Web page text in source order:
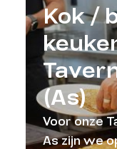
Kok /
(As)
Voor onze
As zijn we